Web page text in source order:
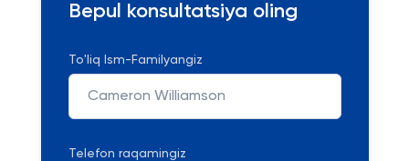
Bepul konsultatsiya oling
To'liq Ism-Familyangiz
Telefon raqamingiz